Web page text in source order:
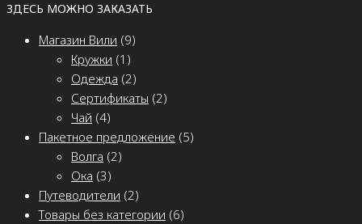
ЗДЕСЬ МОЖНО ЗАКАЗАТЬ
Магазин Вили (9)
Кружки (1)
Одежда (2)
Сертификаты (2)
Чай (4)
Пакетное предложение (5)
Волга (2)
Ока (3)
Путеводители (2)
Товары без категории (6)